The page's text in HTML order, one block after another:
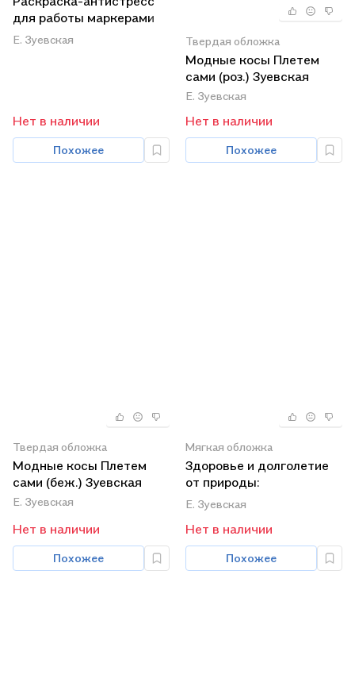
для работы маркерами
(обложка со зданием)
Е. Зуевская
Нет в наличии
Похожее
Твердая обложка
Модные косы Плетем
сами (роз.) Зуевская
Е. Зуевская
Нет в наличии
Похожее
Твердая обложка
Модные косы Плетем
сами (беж.) Зуевская
Е. Зуевская
Нет в наличии
Похожее
Мягкая обложка
Здоровье и долголетие
от природы:
чудодейственные саше
Е. Зуевская
Нет в наличии
Похожее